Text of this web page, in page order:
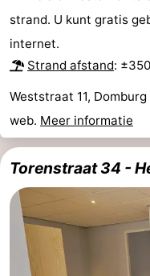
strand. U kunt gratis
internet.
Strand afstand:
Weststraat 11, Domburg
web. Meer informatie
Torenstraat 34 -